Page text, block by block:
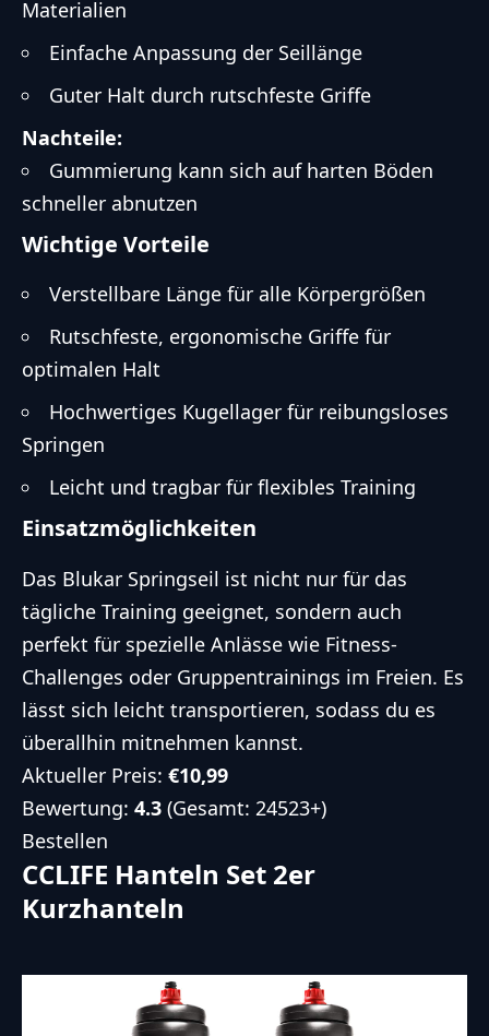
Materialien
Einfache Anpassung der Seillänge
Guter Halt durch rutschfeste Griffe
Nachteile:
Gummierung kann sich auf harten Böden
schneller abnutzen
Wichtige Vorteile
Verstellbare Länge für alle Körpergrößen
Rutschfeste, ergonomische Griffe für
optimalen Halt
Hochwertiges Kugellager für reibungsloses
Springen
Leicht und tragbar für flexibles Training
Einsatzmöglichkeiten
Das Blukar Springseil ist nicht nur für das
tägliche Training geeignet, sondern auch
perfekt für spezielle Anlässe wie Fitness-
Challenges oder Gruppentrainings im Freien. Es
lässt sich leicht transportieren, sodass du es
überallhin mitnehmen kannst.
Aktueller Preis: €10,99
Bewertung: 4.3 (Gesamt: 24523+)
Bestellen
CCLIFE Hanteln Set 2er
Kurzhanteln